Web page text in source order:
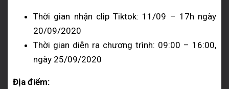
Thời gian nhận clip Tiktok: 11/09 – 17h ngày
20/09/2020
Thời gian diễn ra chương trình: 09:00 – 16:00,
ngày 25/09/2020
Địa điểm: